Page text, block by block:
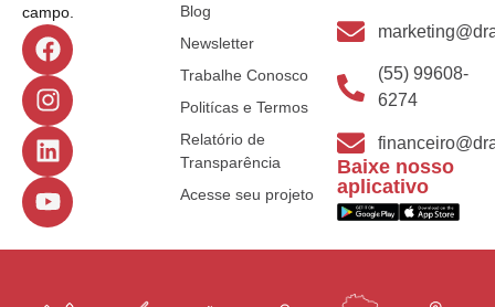
campo.
Blog
Newsletter
Trabalhe Conosco
Politícas e Termos
Relatório de
Transparência
Acesse seu projeto
(55) 99608-
6274
Baixe nosso
aplicativo